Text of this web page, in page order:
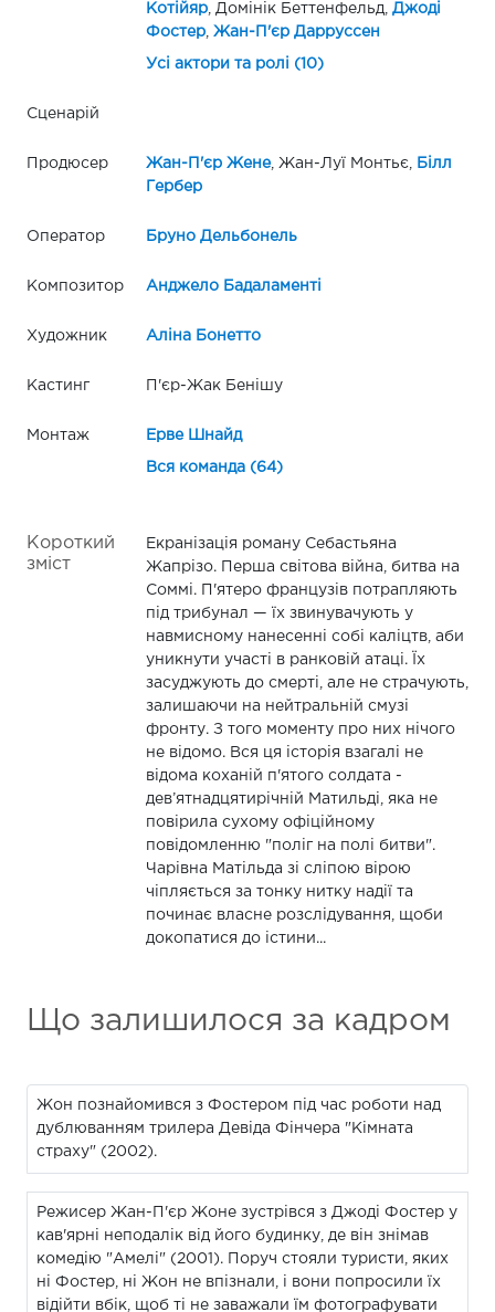
Котійяр, Домінік Беттенфельд, Джоді
Фостер, Жан-П'єр Дарруссен
Усі актори та ролі (10)
Сценарій
Продюсер Жан-П'єр Жене, Жан-Луї Монтьє,
Білл
Гербер
Оператор Бруно Дельбонель
Композитор Анджело Бадаламенті
Художник Аліна Бонетто
Кастинг П'єр-Жак Бенішу
Монтаж Ерве Шнайд
Вся команда (64)
Короткий
зміст
Екранізація роману Себастьяна
Жапрізо. Перша світова війна, битва на
Соммі. П'ятеро французів потрапляють
під трибунал — їх звинувачують у
навмисному нанесенні собі каліцтв, аби
уникнути участі в ранковій атаці. Їх
засуджують до смерті, але не страчують,
залишаючи на нейтральній смузі
фронту. З того моменту про них нічого
не відомо. Вся ця історія взагалі не
відома коханій п'ятого солдата -
дев’ятнадцятирічній Матильді, яка не
повірила сухому офіційному
повідомленню "поліг на полі битви".
Чарівна Матільда зі сліпою вірою
чіпляється за тонку нитку надії та
починає власне розслідування, щоби
докопатися до істини...
Що залишилося за кадром
Жон познайомився з Фостером під час роботи над
дублюванням трилера Девіда Фінчера "Кімната
страху" (2002).
Режисер Жан-П'єр Жоне зустрівся з Джоді Фостер у
кав'ярні неподалік від його будинку, де він знімав
комедію "Амелі" (2001). Поруч стояли туристи, яких
ні Фостер, ні Жон не впізнали, і вони попросили їх
відійти вбік, щоб ті не заважали їм фотографувати